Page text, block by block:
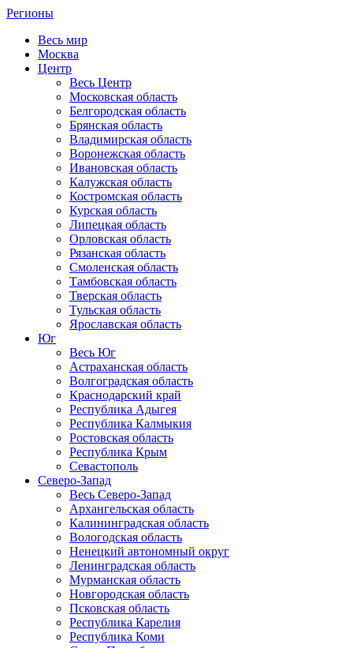
Регионы
Весь мир
Москва
Центр
Весь Центр
Московская область
Белгородская область
Брянская область
Владимирская область
Воронежская область
Ивановская область
Калужская область
Костромская область
Курская область
Липецкая область
Орловская область
Рязанская область
Смоленская область
Тамбовская область
Тверская область
Тульская область
Ярославская область
Юг
Весь Юг
Астраханская область
Волгоградская область
Краснодарский край
Республика Адыгея
Республика Калмыкия
Ростовская область
Республика Крым
Севастополь
Северо-Запад
Весь Северо-Запад
Архангельская область
Калининградская область
Вологодская область
Ненецкий автономный округ
Ленинградская область
Мурманская область
Новгородская область
Псковская область
Республика Карелия
Республика Коми